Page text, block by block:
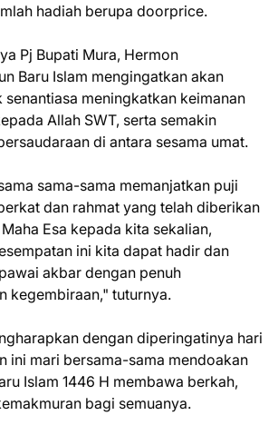
hadiah berupa doorprice.
Pj Bupati Mura, Hermon
Baru Islam mengingatkan akan
senantiasa meningkatkan keimanan
Allah SWT, serta semakin
di antara sesama umat.
sama-sama memanjatkan puji
dan rahmat yang telah diberikan
Esa kepada kita sekalian,
ini kita dapat hadir dan
akbar dengan penuh
kegembiraan," tuturnya.
dengan diperingatinya hari
ini mari bersama-sama mendoakan
Islam 1446 H membawa berkah,
bagi semuanya.